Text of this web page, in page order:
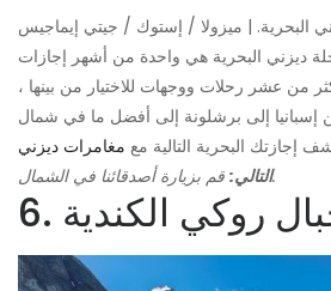
البحرية. | ميزولا / إستوك / جيتي إيماجيس
ديزني البحرية هي واحدة من أشهر إجازات
من عشر رحلات ووجهات للاختيار من بينها ،
إسبانيا إلى برشلونة إلى أفضل ما في شمال
إجازتك البحرية التالية مع مغامرات ديزني
التالي:قم بزيارة أصدقائنا في الشمال.
جبال روكي الكندية